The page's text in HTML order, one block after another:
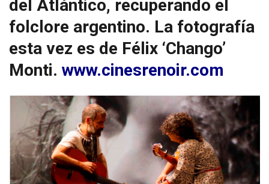
del Atlántico, recuperando el
folclore argentino. La fotografía
esta vez es de Félix ‘Chango’
Monti. www.cinesrenoir.com